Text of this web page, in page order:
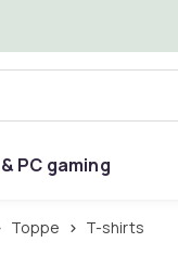
PC gaming
Toppe T-shirts